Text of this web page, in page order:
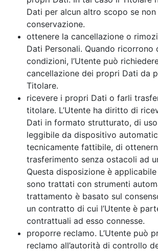
Dati per alcun altro scopo se
conservazione.
ottenere la cancellazione o
Dati Personali. Quando ricorrono
condizioni, l’Utente può
cancellazione dei propri Dati da
Titolare.
ricevere i propri Dati o farli
titolare. L’Utente ha diritto di
Dati in formato strutturato, di
leggibile da dispositivo
tecnicamente fattibile, di
trasferimento senza ostacoli ad
Questa disposizione è
sono trattati con strumenti
trattamento è basato sul
un contratto di cui l’Utente è
contrattuali ad esso connesse.
proporre reclamo. L’Utente può
reclamo all’autorità di controllo